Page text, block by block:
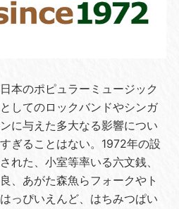
本のポピュラーミュージック
してのロックバンドやシンガ
に与えた多大なる影響につい
ぎることはない。1972年の設
れた、小室等率いる六文銭、
、あがた森魚らフォークやト
っぴいえんど、はちみつぱい